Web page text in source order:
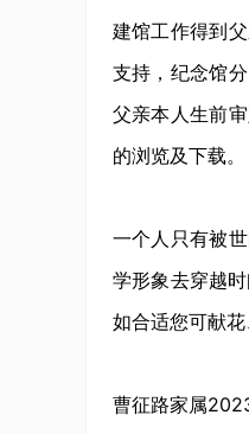
建馆工作得到
支持，纪念馆
父亲本人生前
的浏览及下载。
一个人只有被
学形象去穿越
如合适您可献
曹征路家属